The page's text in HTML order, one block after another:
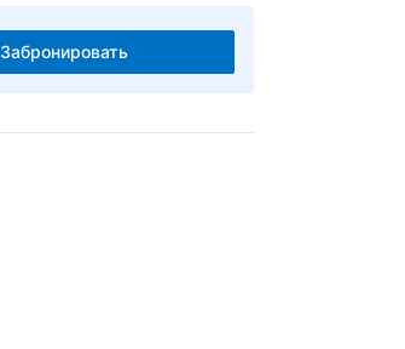
Забронировать